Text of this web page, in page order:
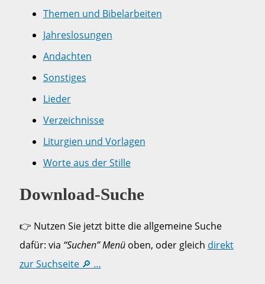
Themen und Bibelarbeiten
Jahreslosungen
Andachten
Sonstiges
Lieder
Verzeichnisse
Liturgien und Vorlagen
Worte aus der Stille
Download-Suche
👉 Nutzen Sie jetzt bitte die allgemeine Suche
dafür: via “Suchen” Menüoben, oder gleich direkt
zur Suchseite 🔎 …